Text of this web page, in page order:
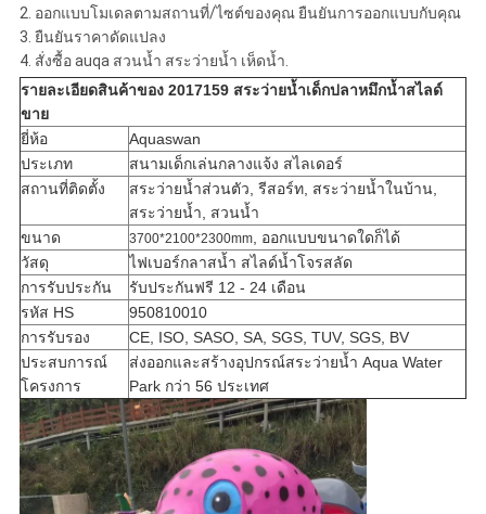
2. ออกแบบโมเดลตามสถานที่/ไซต์ของคุณ ยืนยันการออกแบบกับคุณ
3. ยืนยันราคาดัดแปลง
4. สั่งซื้อ auqa สวนน้ำ สระว่ายน้ำ เห็ดน้ำ.
รายละเอียดสินค้าของ 2017159สระว่ายน้ำเด็กปลาหมึกน้ำสไลด์
ขาย
ยี่ห้อ
Aquaswan
ประเภท
สนามเด็กเล่นกลางแจ้ง สไลเดอร์
สถานที่ติดตั้ง
สระว่ายน้ำส่วนตัว, รีสอร์ท, สระว่ายน้ำในบ้าน,
สระว่ายน้ำ, สวนน้ำ
ขนาด
3700*2100*2300mm, ออกแบบขนาดใดก็ได้
วัสดุ
ไฟเบอร์กลาสน้ำ สไลด์น้ำโจรสลัด
การรับประกัน
รับประกันฟรี 12 - 24 เดือน
รหัส HS
950810010
การรับรอง
CE, ISO, SASO, SA, SGS, TUV, SGS, BV
ประสบการณ์
โครงการ
ส่งออกและสร้างอุปกรณ์สระว่ายน้ำ Aqua Water
Park กว่า 56 ประเทศ